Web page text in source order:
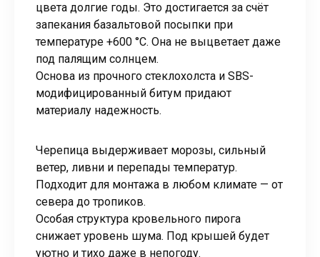
цвета долгие годы. Это достигается за счёт
запекания базальтовой посыпки при
температуре +600 °C. Она не выцветает даже
под палящим солнцем.
Основа из прочного стеклохолста и SBS-
модифицированный битум придают
материалу надежность.
Черепица выдерживает морозы, сильный
ветер, ливни и перепады температур.
Подходит для монтажа в любом климате — от
севера до тропиков.
Особая структура кровельного пирога
снижает уровень шума. Под крышей будет
уютно и тихо даже в непогоду.